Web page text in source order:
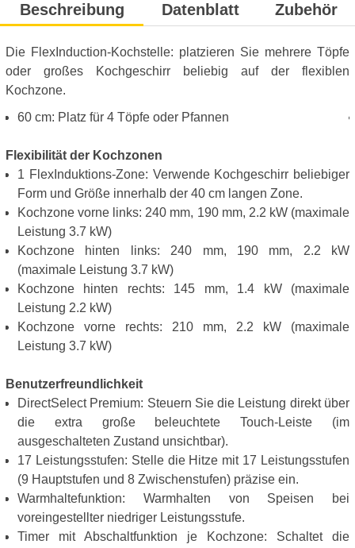
Beschreibung Datenblatt Zubehör
Die FlexInduction-Kochstelle: platzieren Sie mehrere Töpfe
oder großes Kochgeschirr beliebig auf der flexiblen
Kochzone.
60 cm: Platz für 4 Töpfe oder Pfannen
Flexibilität der Kochzonen
1 FlexInduktions-Zone: Verwende Kochgeschirr beliebiger
Form und Größe innerhalb der 40 cm langen Zone.
Kochzone vorne links: 240 mm, 190 mm, 2.2 kW (maximale
Leistung 3.7 kW)
Kochzone hinten links: 240 mm, 190 mm, 2.2 kW
(maximale Leistung 3.7 kW)
Kochzone hinten rechts: 145 mm, 1.4 kW (maximale
Leistung 2.2 kW)
Kochzone vorne rechts: 210 mm, 2.2 kW (maximale
Leistung 3.7 kW)
Benutzerfreundlichkeit
DirectSelect Premium: Steuern Sie die Leistung direkt über
die extra große beleuchtete Touch-Leiste (im
ausgeschalteten Zustand unsichtbar).
17 Leistungsstufen: Stelle die Hitze mit 17 Leistungsstufen
(9 Hauptstufen und 8 Zwischenstufen) präzise ein.
Warmhaltefunktion: Warmhalten von Speisen bei
voreingestellter niedriger Leistungsstufe.
Timer mit Abschaltfunktion je Kochzone: Schaltet die